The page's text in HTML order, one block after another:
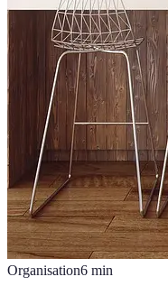
Organisation6 min